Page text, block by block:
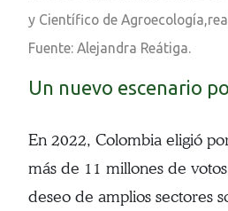
y Científico de
Fuente: Alejandra Reátiga.
Un nuevo escenario
En 2022, Colombia eligió
más de 11 millones de
deseo de amplios sectores